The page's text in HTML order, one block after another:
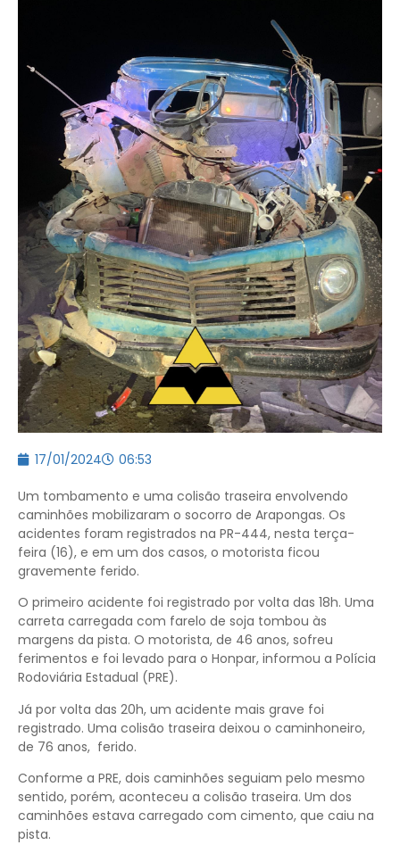
17/01/2024 06:53
Um tombamento e uma colisão traseira envolvendo
caminhões mobilizaram o socorro de Arapongas. Os
acidentes foram registrados na PR-444, nesta terça-
feira (16), e em um dos casos, o motorista ficou
gravemente ferido.
O primeiro acidente foi registrado por volta das 18h. Uma
carreta carregada com farelo de soja tombou às
margens da pista. O motorista, de 46 anos, sofreu
ferimentos e foi levado para o Honpar, informou a Polícia
Rodoviária Estadual (PRE).
Já por volta das 20h, um acidente mais grave foi
registrado. Uma colisão traseira deixou o caminhoneiro,
de 76 anos, ferido.
Conforme a PRE, dois caminhões seguiam pelo mesmo
sentido, porém, aconteceu a colisão traseira. Um dos
caminhões estava carregado com cimento, que caiu na
pista.